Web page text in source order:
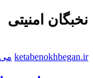
نخبگان امنیتی
ketabenokhbegan.ir می 12, 2021